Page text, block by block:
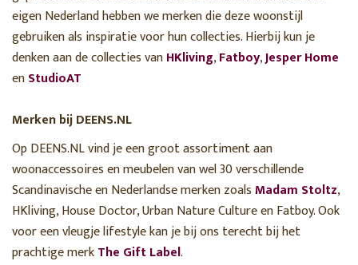
eigen Nederland hebben we merken die deze woonstijl
gebruiken als inspiratie voor hun collecties. Hierbij kun je
denken aan de collecties vanHKliving,Fatboy,Jesper Home
enStudioAT
Merken bij DEENS.NL
Op DEENS.NL vind je een groot assortiment aan
woonaccessoires en meubelen van wel 30 verschillende
Scandinavische en Nederlandse merken zoalsMadam Stoltz,
HKliving, House Doctor, Urban Nature Culture en Fatboy. Ook
voor een vleugje lifestyle kan je bij ons terecht bij het
prachtige merkThe Gift Label.